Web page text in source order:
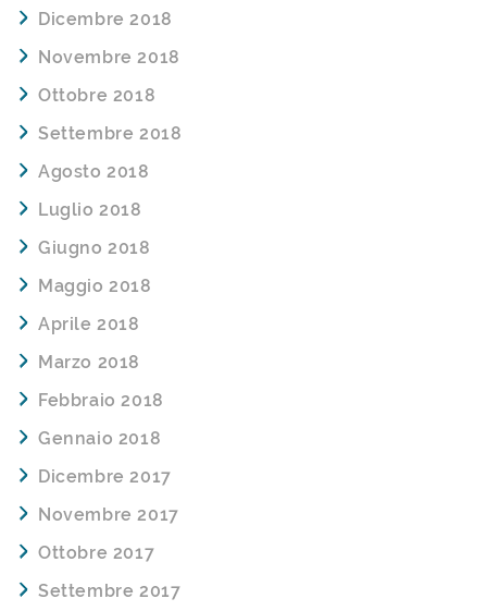
Dicembre 2018
Novembre 2018
Ottobre 2018
Settembre 2018
Agosto 2018
Luglio 2018
Giugno 2018
Maggio 2018
Aprile 2018
Marzo 2018
Febbraio 2018
Gennaio 2018
Dicembre 2017
Novembre 2017
Ottobre 2017
Settembre 2017